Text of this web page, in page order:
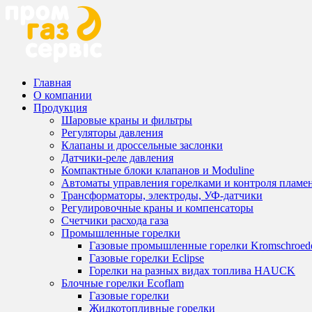
Главная
О компании
Продукция
Шаровые краны и фильтры
Регуляторы давления
Клапаны и дроссельные заслонки
Датчики-реле давления
Компактные блоки клапанов и Moduline
Автоматы управления горелками и контроля
Трансформаторы, электроды, УФ-датчики
Регулировочные краны и компенсаторы
Счетчики расхода газа
Промышленные горелки
Газовые промышленные горелки
Газовые горелки Eclipse
Горелки на разных видах топлива HAUCK
Блочные горелки Ecoflam
Газовые горелки
Жидкотопливные горелки